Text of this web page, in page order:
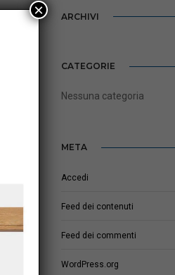
ARCHIVI
CATEGORIE
Nessuna categoria
META
Accedi
Feed dei contenuti
Feed dei commenti
WordPress.org
×